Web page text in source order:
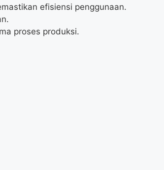
efisiensi penggunaan.
proses produksi.